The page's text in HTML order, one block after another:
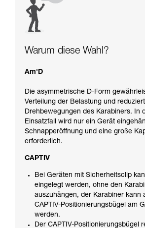
Warum diese Wahl?
Am'D
Die asymmetrische D-Form
Verteilung der Belastung und
Drehbewegungen des Karabiners. In
Einsatzfall wird nur ein Gerät
Schnapperöffnung und eine große
erforderlich.
CAPTIV
Bei Geräten mit Sicherheitsclip
eingelegt werden, ohne den
auszuhängen, der Karabiner kann
CAPTIV-Positionierungsbügel am
werden.
Der CAPTIV-Positionierungsbügel